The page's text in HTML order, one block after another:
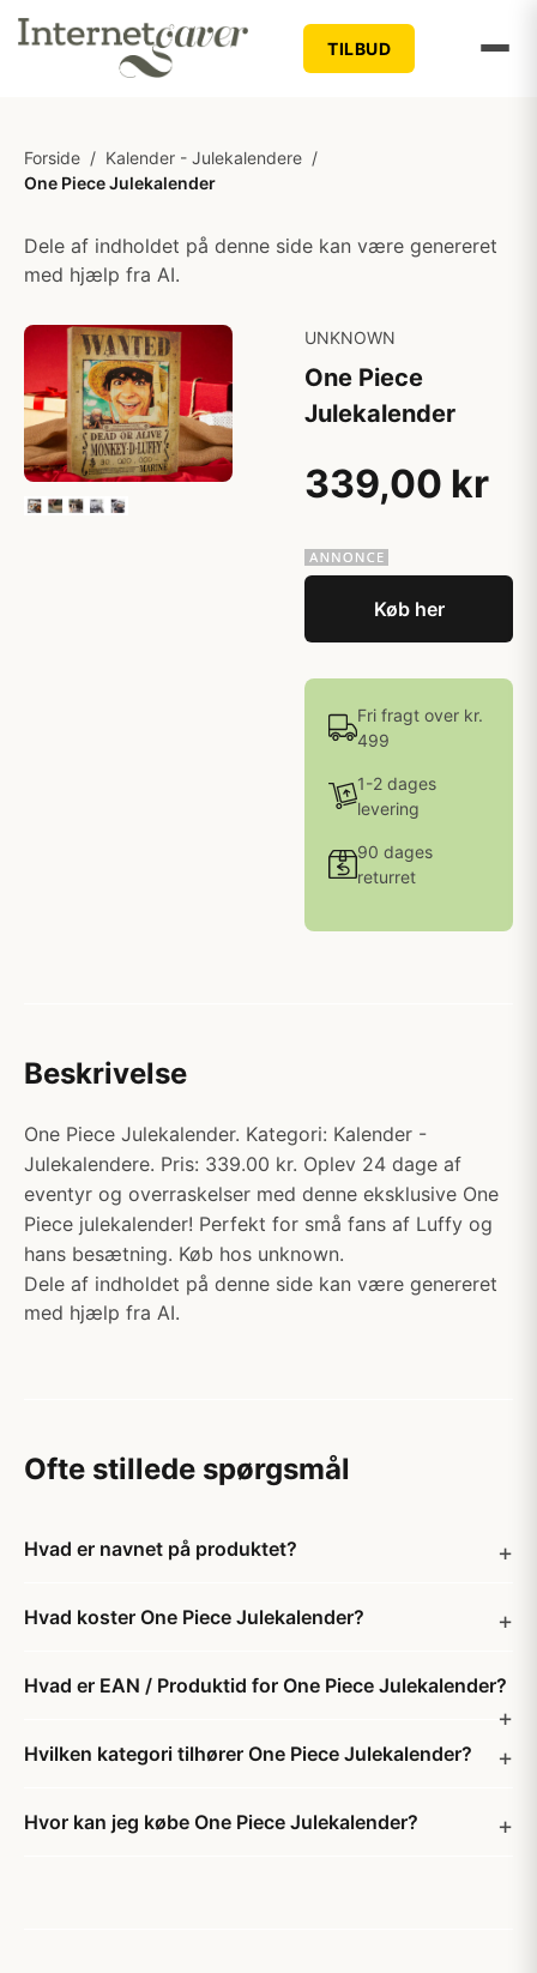
TILBUD
Forside / Kalender - Julekalendere /
One Piece Julekalender
Dele af indholdet på denne side kan være genereret
med hjælp fra AI.
UNKNOWN
One Piece
Julekalender
339,00 kr
Køb her
Fri fragt over kr.
499
1-2 dages
levering
90 dages
returret
Beskrivelse
One Piece Julekalender. Kategori: Kalender -
Julekalendere. Pris: 339.00 kr. Oplev 24 dage af
eventyr og overraskelser med denne eksklusive One
Piece julekalender! Perfekt for små fans af Luffy og
hans besætning. Køb hos unknown.
Dele af indholdet på denne side kan være genereret
med hjælp fra AI.
Ofte stillede spørgsmål
Hvad er navnet på produktet?
Hvad koster One Piece Julekalender?
Hvad er EAN / Produktid for One Piece Julekalender?
Hvilken kategori tilhører One Piece Julekalender?
Hvor kan jeg købe One Piece Julekalender?